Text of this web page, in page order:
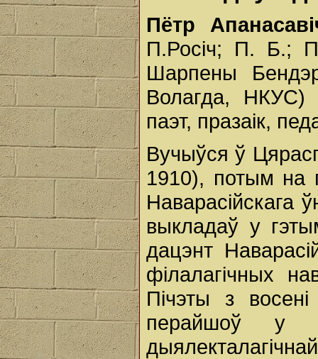
Пётр
П.Росіч; П. Б.;
Шарпены
Волагда, НКУС) -
паэт, празаік,
Вучыўся ў
1910), потым на
Наварасійскага
выкладаў у
дацэнт
філалагічных
Пічэты з
перайшоў у
дыялекталагічнай